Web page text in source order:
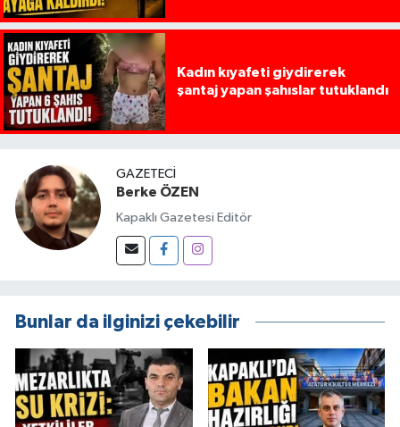
Kadın kıyafeti giydirerek
şantaj yapan şahıslar tutuklandı
GAZETECI
Berke ÖZEN
Kapaklı Gazetesi Editör
Bunlar da ilginizi çekebilir